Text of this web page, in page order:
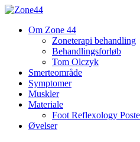
Om Zone 44
Zoneterapi behandling
Behandlingsforløb
Tom Olczyk
Smerteområde
Symptomer
Muskler
Materiale
Foot Reflexology
Øvelser